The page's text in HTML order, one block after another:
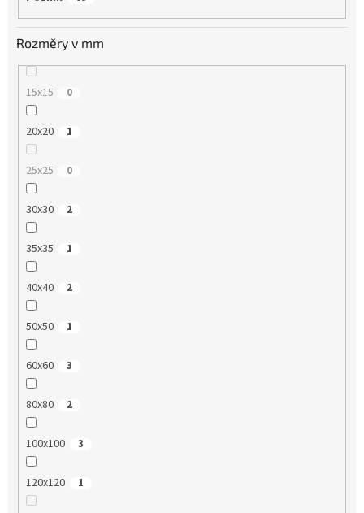
Rozměry v mm
15x15 0
20x20 1
25x25 0
30x30 2
35x35 1
40x40 2
50x50 1
60x60 3
80x80 2
100x100 3
120x120 1